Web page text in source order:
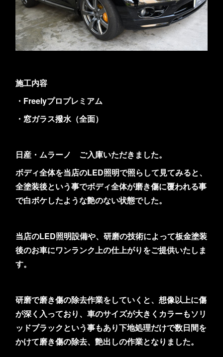
施工内容
・Freelyプロプレミアム
・窓ガラス撥水（全面）
日産・ムラーノ ご入庫いただきました。
ボディ全体を当店のLED照明で照らして見てみると、
全塗装後という事でボディ全体が磨き傷に覆われる事
で白ボケしたような艶のない状態でした。
当店のLED照明設備や、研磨の技術によって板金塗装
後のお車にワンランク上の仕上がりをご提供いたしま
す。
研磨で磨き傷の除去作業をしていくと、想像以上に傷
が深く入っており、車のサイズが大きくカラーもソリ
ッドブラックという事もあり下地処理だけで数日間を
かけて磨き傷の除去、艶出しの作業となりました。